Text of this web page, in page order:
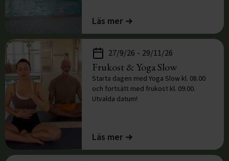
Läs mer
27/9/26 - 29/11/26
Frukost & Yoga Slow
Starta dagen med Yoga Slow kl. 08.00
och fortsätt med frukost kl. 09.00.
Utvalda datum!
Läs mer